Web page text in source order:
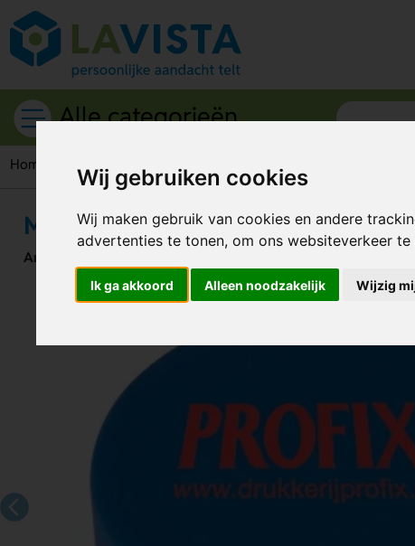
Wij gebruiken cookies
Wij maken gebruik van cookies en andere
advertenties te tonen, om ons websiteverkeer
Ik ga akkoord Alleen noodzakelijk Wijzig
Alle categorieën
Home Kantoorartikelen Magneet ø 30 mm.
Magneet ø 30 mm.
Artikelnummer: